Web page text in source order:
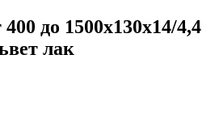
до 1500х130х14/4,4
лак